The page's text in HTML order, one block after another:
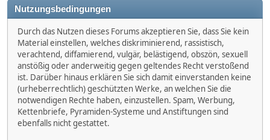
Nutzungsbedingungen
Durch das Nutzen dieses Forums akzeptieren Sie, dass Sie kein
Material einstellen, welches diskriminierend, rassistisch,
verachtend, diffamierend, vulgär, belästigend, obszön, sexuell
anstößig oder anderweitig gegen geltendes Recht verstoßend
ist. Darüber hinaus erklären Sie sich damit einverstanden keine
(urheberrechtlich) geschützten Werke, an welchen Sie die
notwendigen Rechte haben, einzustellen. Spam, Werbung,
Kettenbriefe, Pyramiden-Systeme und Anstiftungen sind
ebenfalls nicht gestattet.